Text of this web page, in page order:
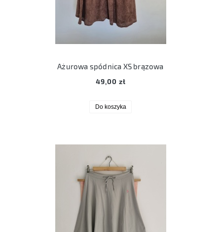
Ażurowa spódnica XS brązowa
49,00 zł
Do koszyka